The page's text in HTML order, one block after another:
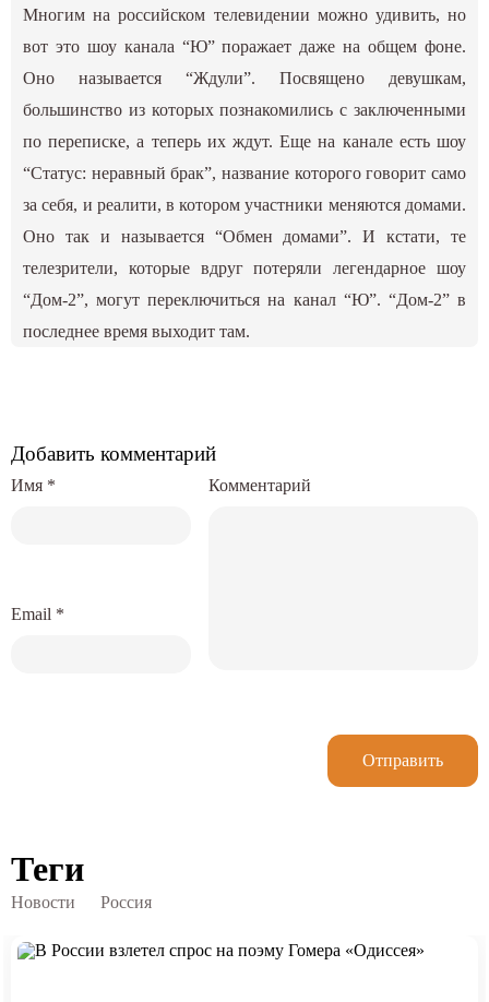
Многим на российском телевидении можно удивить, но
вот это шоу канала “Ю” поражает даже на общем фоне.
Оно называется “Ждули”. Посвящено девушкам,
большинство из которых познакомились с заключенными
по переписке, а теперь их ждут. Еще на канале есть шоу
“Статус: неравный брак”, название которого говорит само
за себя, и реалити, в котором участники меняются домами.
Оно так и называется “Обмен домами”. И кстати, те
телезрители, которые вдруг потеряли легендарное шоу
“Дом-2”, могут переключиться на канал “Ю”. “Дом-2” в
последнее время выходит там.
Добавить комментарий
Комментарий
Имя *
Email *
Отправить
Теги
Новости Россия